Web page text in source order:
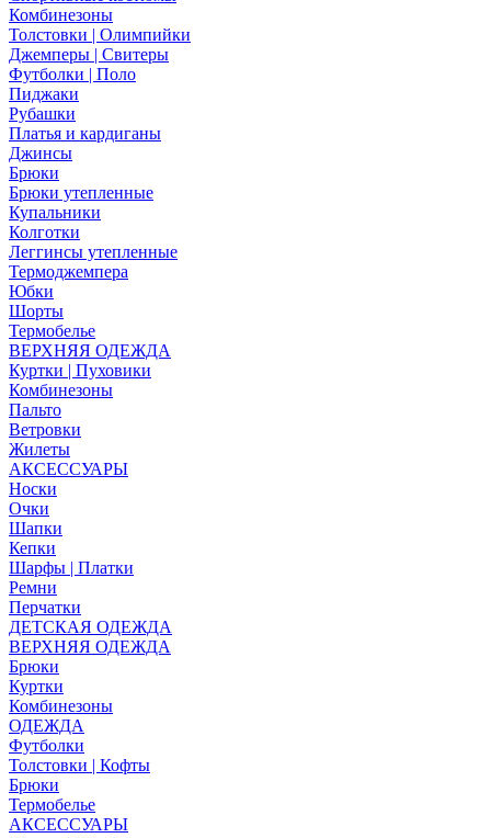
Комбинезоны
Толстовки | Олимпийки
Джемперы | Свитеры
Футболки | Поло
Пиджаки
Рубашки
Платья и кардиганы
Джинсы
Брюки
Брюки утепленные
Купальники
Колготки
Леггинсы утепленные
Термоджемпера
Юбки
Шорты
Термобелье
ВЕРХНЯЯ ОДЕЖДА
Куртки | Пуховики
Комбинезоны
Пальто
Ветровки
Жилеты
АКСЕССУАРЫ
Носки
Очки
Шапки
Кепки
Шарфы | Платки
Ремни
Перчатки
ДЕТСКАЯ ОДЕЖДА
ВЕРХНЯЯ ОДЕЖДА
Брюки
Куртки
Комбинезоны
ОДЕЖДА
Футболки
Толстовки | Кофты
Брюки
Термобелье
АКСЕССУАРЫ